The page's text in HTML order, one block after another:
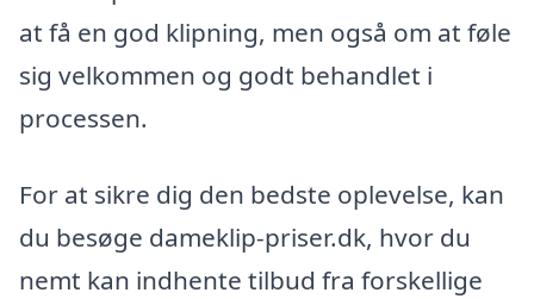
at få en god klipning, men også om at føle
sig velkommen og godt behandlet i
processen.
For at sikre dig den bedste oplevelse, kan
du besøge dameklip-priser.dk, hvor du
nemt kan indhente tilbud fra forskellige